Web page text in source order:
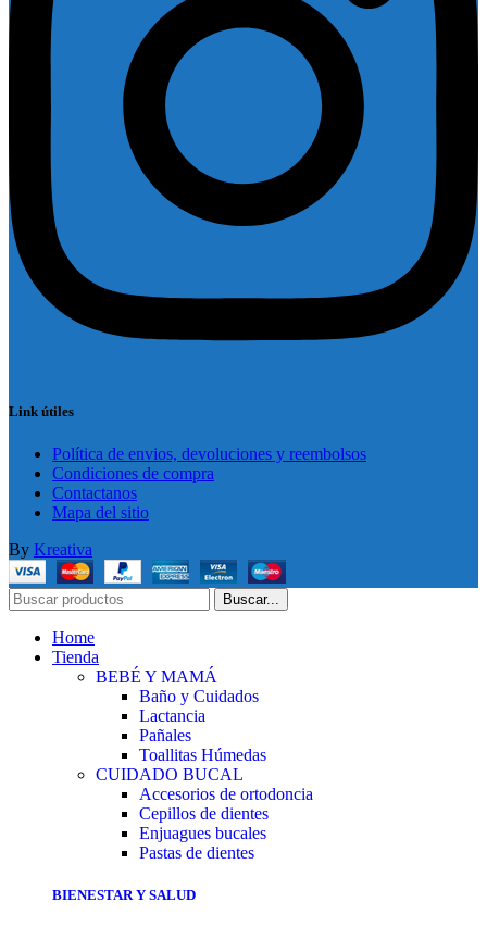
Link útiles
Política de envios, devoluciones y reembolsos
Condiciones de compra
Contactanos
Mapa del sitio
By Kreativa
Buscar...
Home
Tienda
BEBÉ Y MAMÁ
Baño y Cuidados
Lactancia
Pañales
Toallitas Húmedas
CUIDADO BUCAL
Accesorios de ortodoncia
Cepillos de dientes
Enjuagues bucales
Pastas de dientes
BIENESTAR Y SALUD